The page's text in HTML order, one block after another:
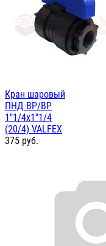
Кран шаровый
ПНД ВР/ВР
1"1/4х1"1/4
(20/4) VALFEX
375 руб.